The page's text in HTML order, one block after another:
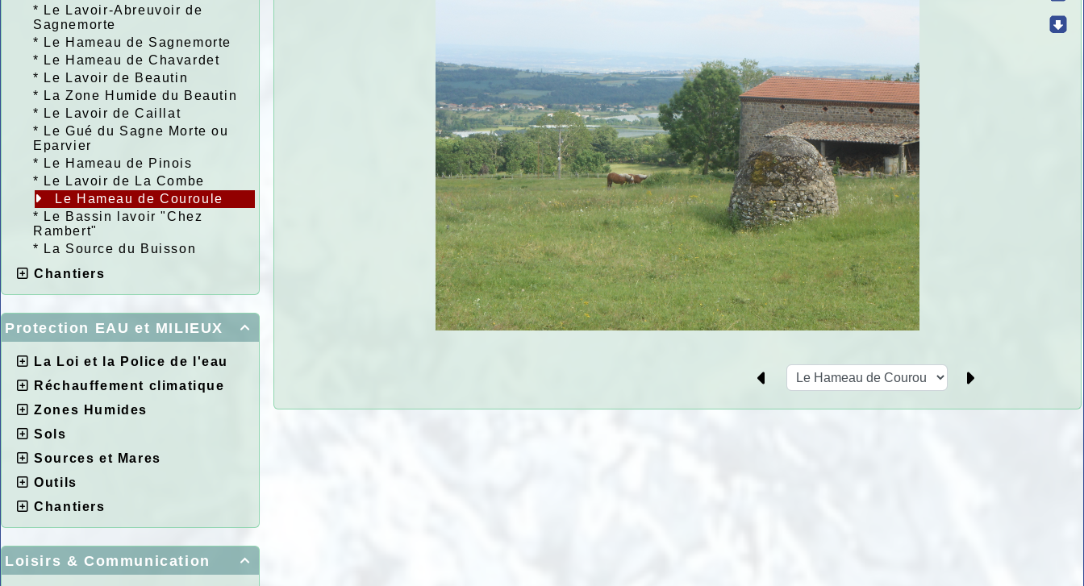
* Le Lavoir-Abreuvoir de
Sagnemorte
* Le Hameau de Sagnemorte
* Le Hameau de Chavardet
* Le Lavoir de Beautin
* La Zone Humide du Beautin
* Le Lavoir de Caillat
* Le Gué du Sagne Morte ou
Eparvier
* Le Hameau de Pinois
* Le Lavoir de La Combe
Le Hameau de Couroule
* Le Bassin lavoir "Chez
Rambert"
* La Source du Buisson
Chantiers

Protection EAU et MILIEUX
La Loi et la Police de l'eau
Réchauffement climatique
Zones Humides
Sols
Sources et Mares
Outils
Chantiers

Loisirs & Communication